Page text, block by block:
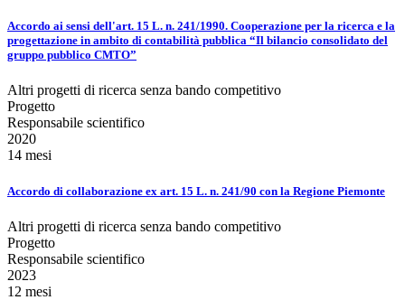
Accordo ai sensi dell'art. 15 L. n. 241/1990. Cooperazione per la ricerca e la
progettazione in ambito di contabilità pubblica “Il bilancio consolidato del
gruppo pubblico CMTO”
Altri progetti di ricerca senza bando competitivo
Progetto
Responsabile scientifico
2020
14 mesi
Accordo di collaborazione ex art. 15 L. n. 241/90 con la Regione Piemonte
Altri progetti di ricerca senza bando competitivo
Progetto
Responsabile scientifico
2023
12 mesi